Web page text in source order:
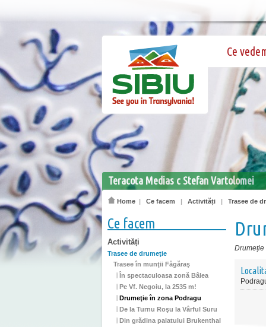
Ce
Teracota Medias c Stefan Vartolomei
Home | Ce facem | Activități | Trasee de
Ce facem
Activități
Trasee de drumeţie
Trasee în munţii Făgăraş
În spectaculoasa zonă Bâlea
Pe Vf. Negoiu, la 2535 m!
Drumeţie în zona Podragu
De la Turnu Roşu la Vârful Suru
Din grădina palatului Brukenthal
Drumeție